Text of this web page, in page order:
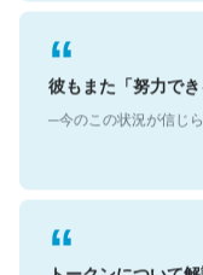
彼もまた「努力で
─今のこの状況が信じ
トークンについて